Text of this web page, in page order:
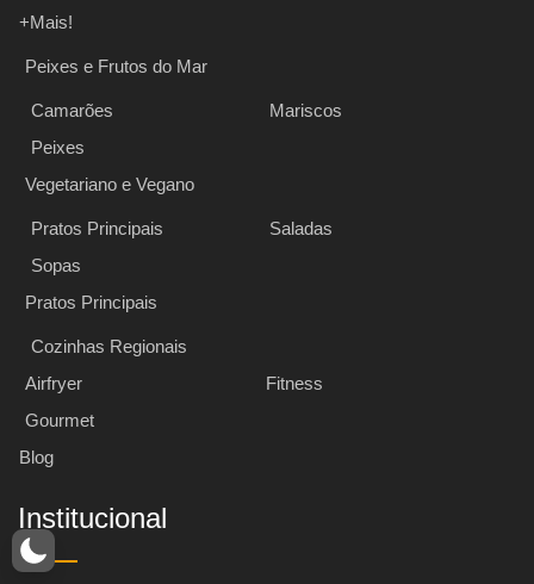
+Mais!
Peixes e Frutos do Mar
Camarões
Mariscos
Peixes
Vegetariano e Vegano
Pratos Principais
Saladas
Sopas
Pratos Principais
Cozinhas Regionais
Airfryer
Fitness
Gourmet
Blog
Institucional